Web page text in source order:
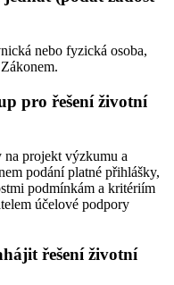
nebo fyzická osoba,
pro řešení životní
projekt výzkumu a
podání platné přihlášky,
podmínkám a kritériím
účelové podpory
řešení životní